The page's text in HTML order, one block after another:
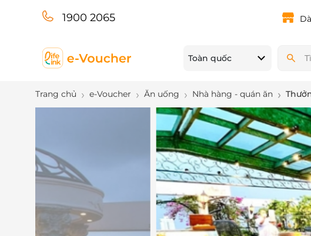
1900 2065
Toàn quốc
Trang chủ e-Voucher Ăn uống Nhà hàng - quán ăn